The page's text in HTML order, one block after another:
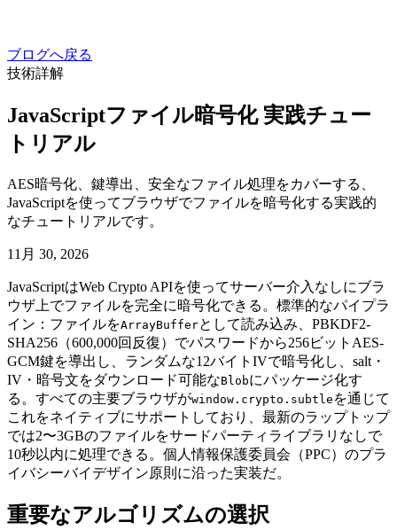
ブログへ戻る
技術詳解
JavaScriptファイル暗号化 実践チュー
トリアル
AES暗号化、鍵導出、安全なファイル処理をカバーする、
JavaScriptを使ってブラウザでファイルを暗号化する実践的
なチュートリアルです。
11月 30, 2026
JavaScriptはWeb Crypto APIを使ってサーバー介入なしにブラ
ウザ上でファイルを完全に暗号化できる。標準的なパイプラ
イン：ファイルをArrayBufferとして読み込み、PBKDF2-
SHA256（600,000回反復）でパスワードから256ビットAES-
GCM鍵を導出し、ランダムな12バイトIVで暗号化し、salt・
IV・暗号文をダウンロード可能なBlobにパッケージ化す
る。すべての主要ブラウザがwindow.crypto.subtle を通じて
これをネイティブにサポートしており、最新のラップトップ
では2〜3GBのファイルをサードパーティライブラリなしで
10秒以内に処理できる。個人情報保護委員会（PPC）のプラ
イバシーバイデザイン原則に沿った実装だ。
重要なアルゴリズムの選択